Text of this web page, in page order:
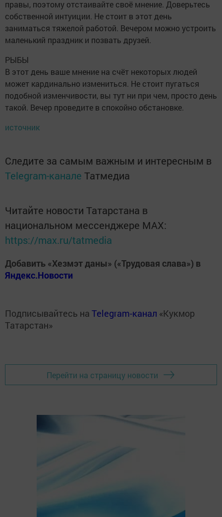
правы, поэтому отстаивайте своё мнение. Доверьтесь
собственной интуиции. Не стоит в этот день
заниматься тяжелой работой. Вечером можно устроить
маленький праздник и позвать друзей.
РЫБЫ
В этот день ваше мнение на счёт некоторых людей
может кардинально измениться. Не стоит пугаться
подобной изменчивости, вы тут ни при чем, просто день
такой. Вечер проведите в спокойно обстановке.
источник
Следите за самым важным и интересным в
Telegram-канале Татмедиа
Читайте новости Татарстана в
национальном мессенджере MАХ:
https://max.ru/tatmedia
Добавить «Хезмэт даны» («Трудовая слава») в
Яндекс.Новости
Подписывайтесь на Telegram-канал «Кукмор
Татарстан»
Перейти на страницу новости